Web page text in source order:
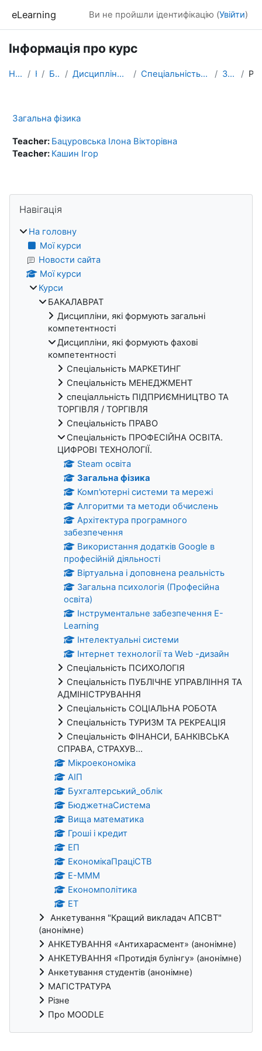
eLearning Ви не пройшли ідентифікацію (Увійти)
Інформація про курс
На головну Курси БАКАЛАВРАТ Дисципліни, які формують фахові компетентності Спеціальність ПРОФЕСІЙНА ОСВІТА. ЦИФРОВІ ТЕХНОЛОГІЇ. Загальна фізика
Загальна фізика
Teacher: Бацуровська Ілона Вікторівна
Teacher: Кашин Ігор
Блоки
Навігація
На головну
Мої курси
Новости сайта
Мої курси
Курси
БАКАЛАВРАТ
Дисципліни, які формують загальні
компетентності
Дисципліни, які формують фахові
компетентності
Спеціальність МАРКЕТИНГ
Спеціальність МЕНЕДЖМЕНТ
спеціалльність ПІДПРИЄМНИЦТВО ТА
ТОРГІВЛЯ / ТОРГІВЛЯ
Спеціальність ПРАВО
Спеціальність ПРОФЕСІЙНА ОСВІТА.
ЦИФРОВІ ТЕХНОЛОГІЇ.
Steam освіта
Загальна фізика
Комп'ютерні системи та мережі
Алгоритми та методи обчислень
Архітектура програмного
забезпечення
Використання додатків Google в
професійній діяльності
Віртуальна і доповнена реальність
Загальна психологія (Професійна
освіта)
Інструментальне забезпечення E-
Learning
Інтелектуальні системи
Інтернет технології та Web -дизайн
Спеціальність ПСИХОЛОГІЯ
Спеціальність ПУБЛІЧНЕ УПРАВЛІННЯ ТА
АДМІНІСТРУВАННЯ
Спеціальність СОЦІАЛЬНА РОБОТА
Спеціальність ТУРИЗМ ТА РЕКРЕАЦІЯ
Спеціальність ФІНАНСИ, БАНКІВСЬКА
СПРАВА, СТРАХУВ...
Мікроекономіка
АІП
Бухгалтерський_облік
БюджетнаСистема
Вища математика
Гроші і кредит
ЕП
ЕкономікаПраціСТВ
Е-МММ
Економполітика
ЕТ
Анкетування "Кращий викладач АПСВТ"
(анонімне)
АНКЕТУВАННЯ «Антихарасмент» (анонімне)
АНКЕТУВАННЯ «Протидія булінгу» (анонімне)
Анкетування студентів (анонімне)
МАГІСТРАТУРА
Різне
Про MOODLE